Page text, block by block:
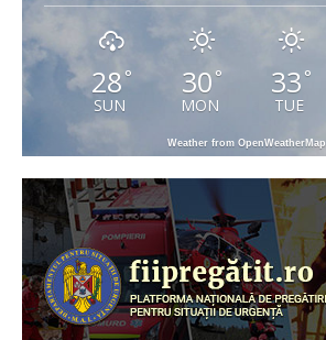
28°
SUN
30 °
MON
33 °
TUE
Weather from OpenWeatherMap